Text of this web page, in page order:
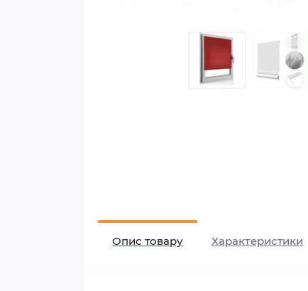
Опис товару Характеристики